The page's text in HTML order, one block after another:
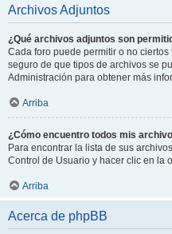
Archivos Adjuntos
¿Qué archivos adjuntos son
Cada foro puede permitir o no
seguro de que tipos de archivos se
Administración para obtener más
Arriba
¿Cómo encuentro todos mis
Para encontrar la lista de sus
Control de Usuario y hacer clic en la
Arriba
Acerca de phpBB